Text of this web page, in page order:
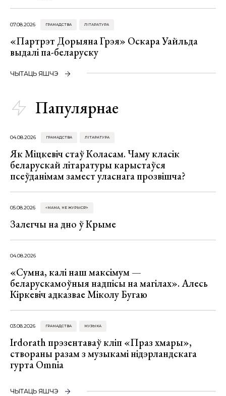
07.08.2026 ГРАМАДСТВА ЛІТАРАТУРА
«Партрэт Дорыяна Грэя» Оскара Уайльда
выдалі па-беларуску
ЧЫТАЦЬ ЯШЧЭ
Папулярнае
04.08.2026 ГРАМАДСТВА ЛІТАРАТУРА
Як Міцкевіч стаў Коласам. Чаму класік
беларускай літаратуры карыстаўся
псеўданімам замест уласнага прозвішча?
05.08.2026 «МАМА, НЕ ЖУРЫСЯ!»
Залегчы на дно ў Крыме
04.08.2026
«Сумна, калі наш максімум —
беларускамоўныя надпісы на магілах». Алесь
Кіркевіч адказвае Міколу Бугаю
03.08.2026 ГРАМАДСТВА МУЗЫКА
Irdorath прэзентаваў кліп «Праз хмары»,
створаны разам з музыкамі нідэрландскага
гурта Omnia
ЧЫТАЦЬ ЯШЧЭ